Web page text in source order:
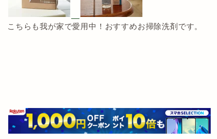
こちらも我が家で愛用中！おすすめお掃除洗剤です。